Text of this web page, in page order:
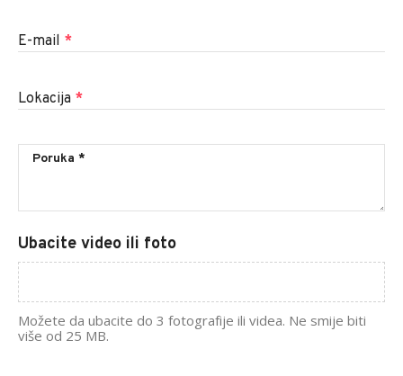
E-mail *
Lokacija *
Ubacite video ili foto
Možete da ubacite do 3 fotografije ili videa. Ne smije biti
više od 25 MB.